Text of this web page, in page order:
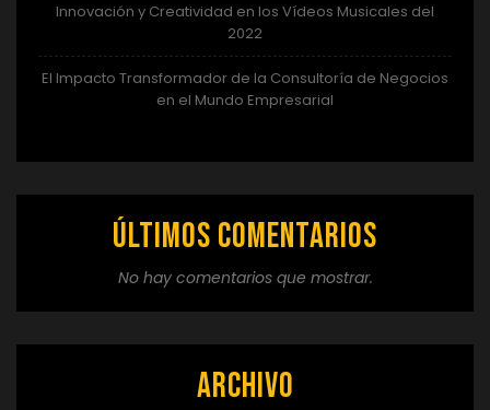
Innovación y Creatividad en los Vídeos Musicales del
2022
El Impacto Transformador de la Consultoría de Negocios
en el Mundo Empresarial
Últimos comentarios
No hay comentarios que mostrar.
Archivo